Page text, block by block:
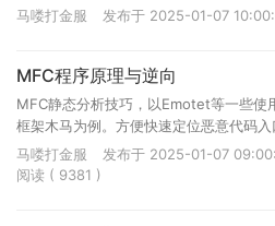
马喽打金服 发布于 2025-01-07
MFC程序原理与逆向
MFC静态分析技巧，以Emotet等一些使
框架木马为例。方便快速定位恶意代码入
马喽打金服
发布于 2025-01-07
阅读 ( 9381 )